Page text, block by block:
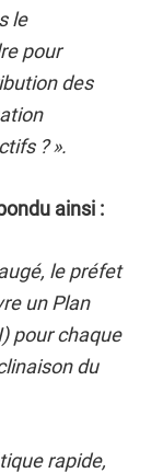
le
pour
des
? ».
ainsi :
le préfet
un Plan
pour chaque
du
rapide,